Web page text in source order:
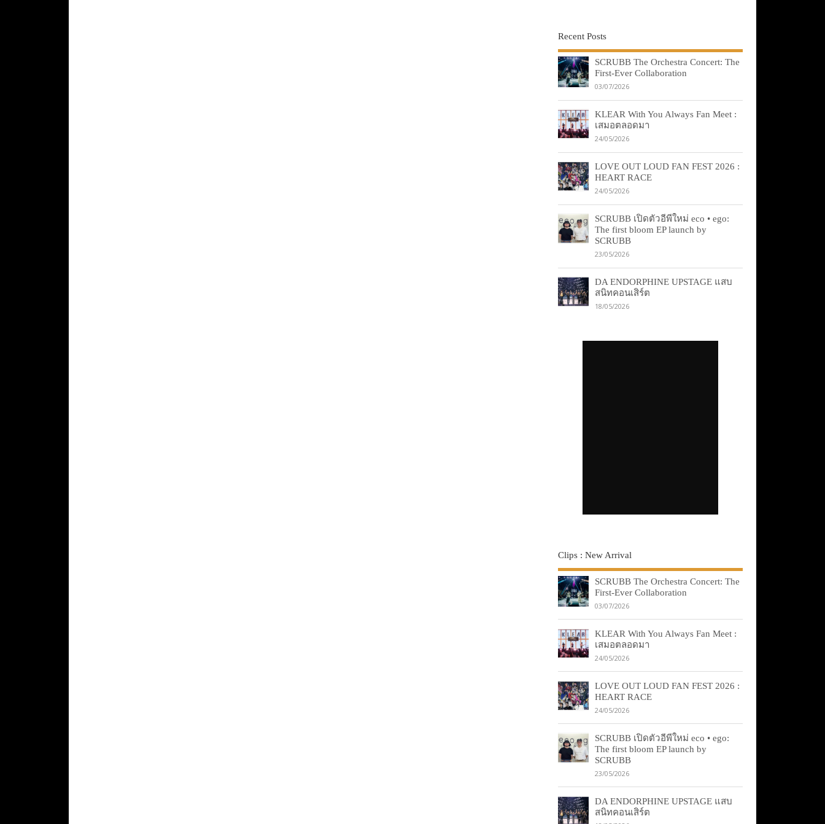
Recent Posts
SCRUBB The Orchestra Concert: The
First-Ever Collaboration
03/07/2026
KLEAR With You Always Fan Meet :
เสมอตลอดมา
24/05/2026
LOVE OUT LOUD FAN FEST 2026 :
HEART RACE
24/05/2026
SCRUBB เปิดตัวอีพีใหม่ eco • ego:
The first bloom EP launch by
SCRUBB
23/05/2026
DA ENDORPHINE UPSTAGE แสบ
สนิทคอนเสิร์ต
18/05/2026
Clips : New Arrival
SCRUBB The Orchestra Concert: The
First-Ever Collaboration
03/07/2026
KLEAR With You Always Fan Meet :
เสมอตลอดมา
24/05/2026
LOVE OUT LOUD FAN FEST 2026 :
HEART RACE
24/05/2026
SCRUBB เปิดตัวอีพีใหม่ eco • ego:
The first bloom EP launch by
SCRUBB
23/05/2026
DA ENDORPHINE UPSTAGE แสบ
สนิทคอนเสิร์ต